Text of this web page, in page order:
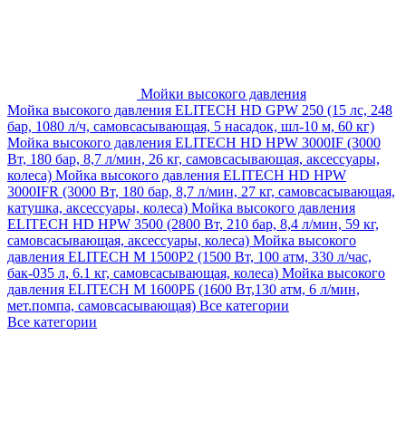
Мойки высокого давления
Мойка высокого давления ELITECH HD GPW 250 (15 лс, 248
бар, 1080 л/ч, самовсасывающая, 5 насадок, шл-10 м, 60 кг)
Мойка высокого давления ELITECH HD HPW 3000IF (3000
Вт, 180 бар, 8,7 л/мин, 26 кг, самовсасывающая, аксессуары,
колеса) Мойка высокого давления ELITECH HD HPW
3000IFR (3000 Вт, 180 бар, 8,7 л/мин, 27 кг, самовсасывающая,
катушка, аксессуары, колеса) Мойка высокого давления
ELITECH HD HPW 3500 (2800 Вт, 210 бар, 8,4 л/мин, 59 кг,
самовсасывающая, аксессуары, колеса) Мойка высокого
давления ELITECH M 1500P2 (1500 Вт, 100 атм, 330 л/час,
бак-035 л, 6.1 кг, самовсасывающая, колеса) Мойка высокого
давления ELITECH М 1600РБ (1600 Вт,130 атм, 6 л/мин,
мет.помпа, самовсасывающая) Все категории
Все категории